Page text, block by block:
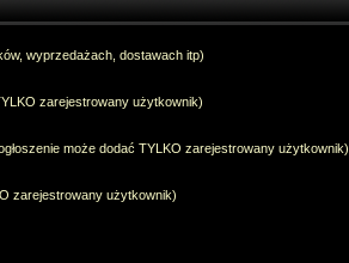
wyprzedażach, dostawach itp)
zarejestrowany użytkownik)
może dodać TYLKO zarejestrowany użytkownik)
zarejestrowany użytkownik)